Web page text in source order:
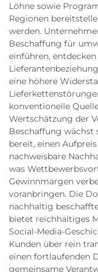
Löhne sowie
Regionen
werden.
Beschaffung für
einführen,
eine höhere
konventionelle
Wertschätzung der
Beschaffung wächst
bereit, einen
nachweisbare
was
Gewinnmargen
voranbringen. Die
nachhaltig
bietet reichhaltiges
Social-Media-
Kunden über rein
einen fortlaufenden
gemeinsame